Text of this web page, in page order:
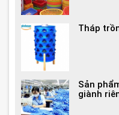
Tháp
Sản
giành